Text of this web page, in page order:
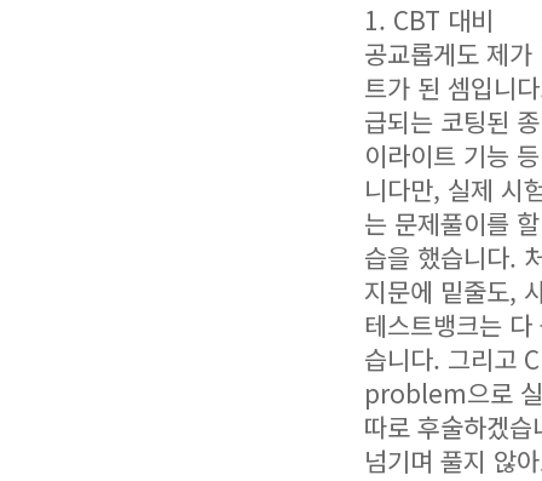
1. CBT 대비
공교롭게도 제
트가 된 셈입니
급되는 코팅된
이라이트 기능
니다만, 실제 시
는 문제풀이를
습을 했습니다.
지문에 밑줄도,
테스트뱅크는
습니다. 그리고
problem으로 실
따로 후술하겠
넘기며 풀지 않